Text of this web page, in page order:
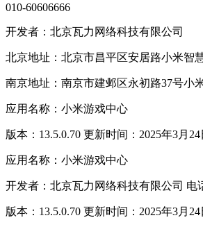
010-60606666
开发者：北京瓦力网络科技有限公司
北京地址：北京市昌平区安居路小米智
南京地址：南京市建邺区永初路37号小
应用名称：小米游戏中心
版本：13.5.0.70 更新时间：2025年3月24
应用名称：小米游戏中心
开发者：北京瓦力网络科技有限公司 电
版本：13.5.0.70 更新时间：2025年3月24